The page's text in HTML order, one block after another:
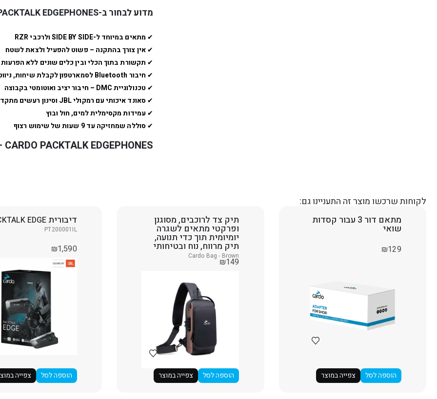
מדוע לבחור ב-CARDO PACKTALK EDGEPHONES?
✔ מתאים במיוחד ל-SIDE BY SIDE ולרכבי RZR
✔אין צורך בהתקנה – פשוט להפעיל ולצאת לשטח
✔ תקשורת בתוך הכלי ובין כלים שונים ללא הפרעות
✔ חיבור Bluetooth לסמארטפון לקבלת שיחות, ניווט ומוזיקה
✔ טכנולוגיית DMC – חיבור יציב ואוטומטי בקבוצה
✔ סאונד איכותי עם רמקולי JBL וסינון רעשים מתקדם
✔ עמידות מקסימלית למים, חול ובוץ
✔ סוללה שמחזיקה עד 9 שעות של שימוש רצוף
CARDO PACKTALK EDGEPHONES – החופש לתקשר בצורה מושלמת, בכל תנאי שטח!
לקוחות שרכשו מוצר זה התעניינו גם:
מתאם דור 3 עבור קסדות
שואי
₪129
הוספה לסל צפייה במוצר
תיק צד לרוכבים, מסוגנן
ופרקטי מתאים לשגרה
יומיומית תוך כדי תנועה,
תיק מרווח, נוח ובטיחותי
Cardo Bag - Brown
₪149
הוספה לסל צפייה במוצר
דיבוריתEDGE
PT200001IL
₪1,590
הוספה לסל צפייה